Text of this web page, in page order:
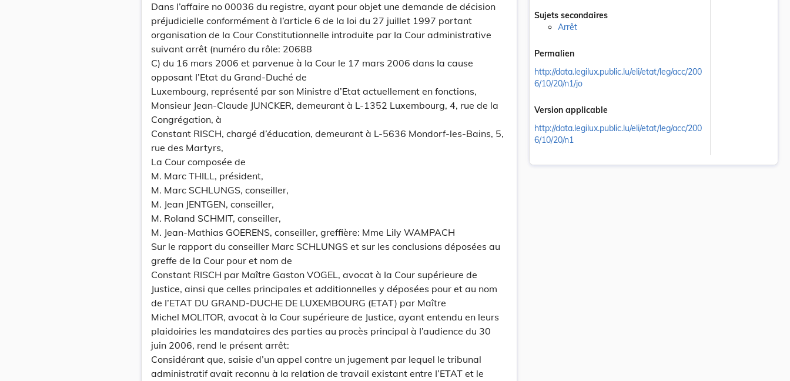
Dans I’affaire no 00036 du registre, ayant pour objet une demande de décision
préjudicielle conformément à l’article 6 de Ia loi du 27 juillet 1997 portant
organisation de Ia Cour Constitutionnelle introduite par Ia Cour administrative
suivant arrêt (numéro du rôle: 20688
C) du 16 mars 2006 et parvenue à Ia Cour le 17 mars 2006 dans Ia cause
opposant I’Etat du Grand-Duché de
Luxembourg, représenté par son Ministre d’Etat actuellement en fonctions,
Monsieur Jean-Claude JUNCKER, demeurant à L-1352 Luxembourg, 4, rue de la
Congrégation, à
Constant RISCH, chargé d’éducation, demeurant à L-5636 Mondorf-les-Bains, 5,
rue des Martyrs,
La Cour composée de
M. Marc THILL, président,
M. Marc SCHLUNGS, conseiller,
M. Jean JENTGEN, conseiller,
M. Roland SCHMIT, conseiller,
M. Jean-Mathias GOERENS, conseiller, greffière: Mme Lily WAMPACH
Sur le rapport du conseiller Marc SCHLUNGS et sur les conclusions déposées au
greffe de la Cour pour et nom de
Constant RISCH par Maître Gaston VOGEL, avocat à Ia Cour supérieure de
Justice, ainsi que celles principales et additionnelles y déposées pour et au nom
de I’ETAT DU GRAND-DUCHE DE LUXEMBOURG (ETAT) par Maître
Michel MOLITOR, avocat à Ia Cour supérieure de Justice, ayant entendu en leurs
plaidoiries les mandataires des parties au procès principal à I’audience du 30
juin 2006, rend le présent arrêt:
Considérant que, saisie d’un appel contre un jugement par lequel le tribunal
administratif avait reconnu à la relation de travail existant entre I’ETAT et le
Sujets secondaires
Arrêt
Permalien
http://data.legilux.public.lu/eli/etat/leg/acc/200
6/10/20/n1/jo
Version applicable
http://data.legilux.public.lu/eli/etat/leg/acc/200
6/10/20/n1